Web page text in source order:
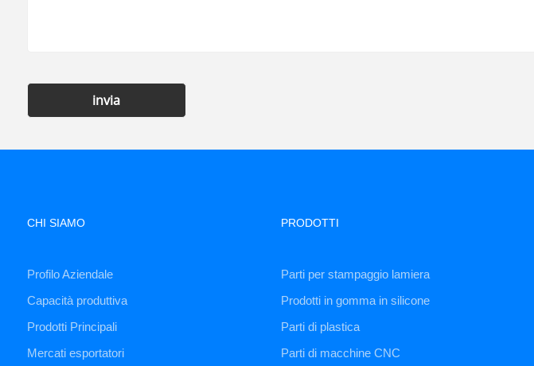
invia
CHI SIAMO
Profilo Aziendale
Capacità produttiva
Prodotti Principali
Mercati esportatori
PRODOTTI
Parti per stampaggio lamiera
Prodotti in gomma in silicone
Parti di plastica
Parti di macchine CNC